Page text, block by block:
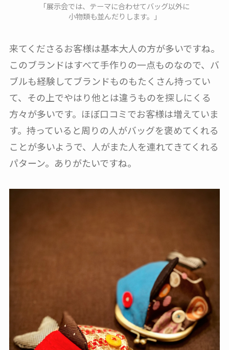
「展示会では、テーマに合わせてバッグ以外に
小物類も並んだりします。」
来てくださるお客様は基本大人の方が多いですね。
このブランドはすべて手作りの一点ものなので、バ
ブルも経験してブランドものもたくさん持ってい
て、その上でやはり他とは違うものを探しにくる
方々が多いです。ほぼ口コミでお客様は増えていま
す。持っていると周りの人がバッグを褒めてくれる
ことが多いようで、人がまた人を連れてきてくれる
パターン。ありがたいですね。